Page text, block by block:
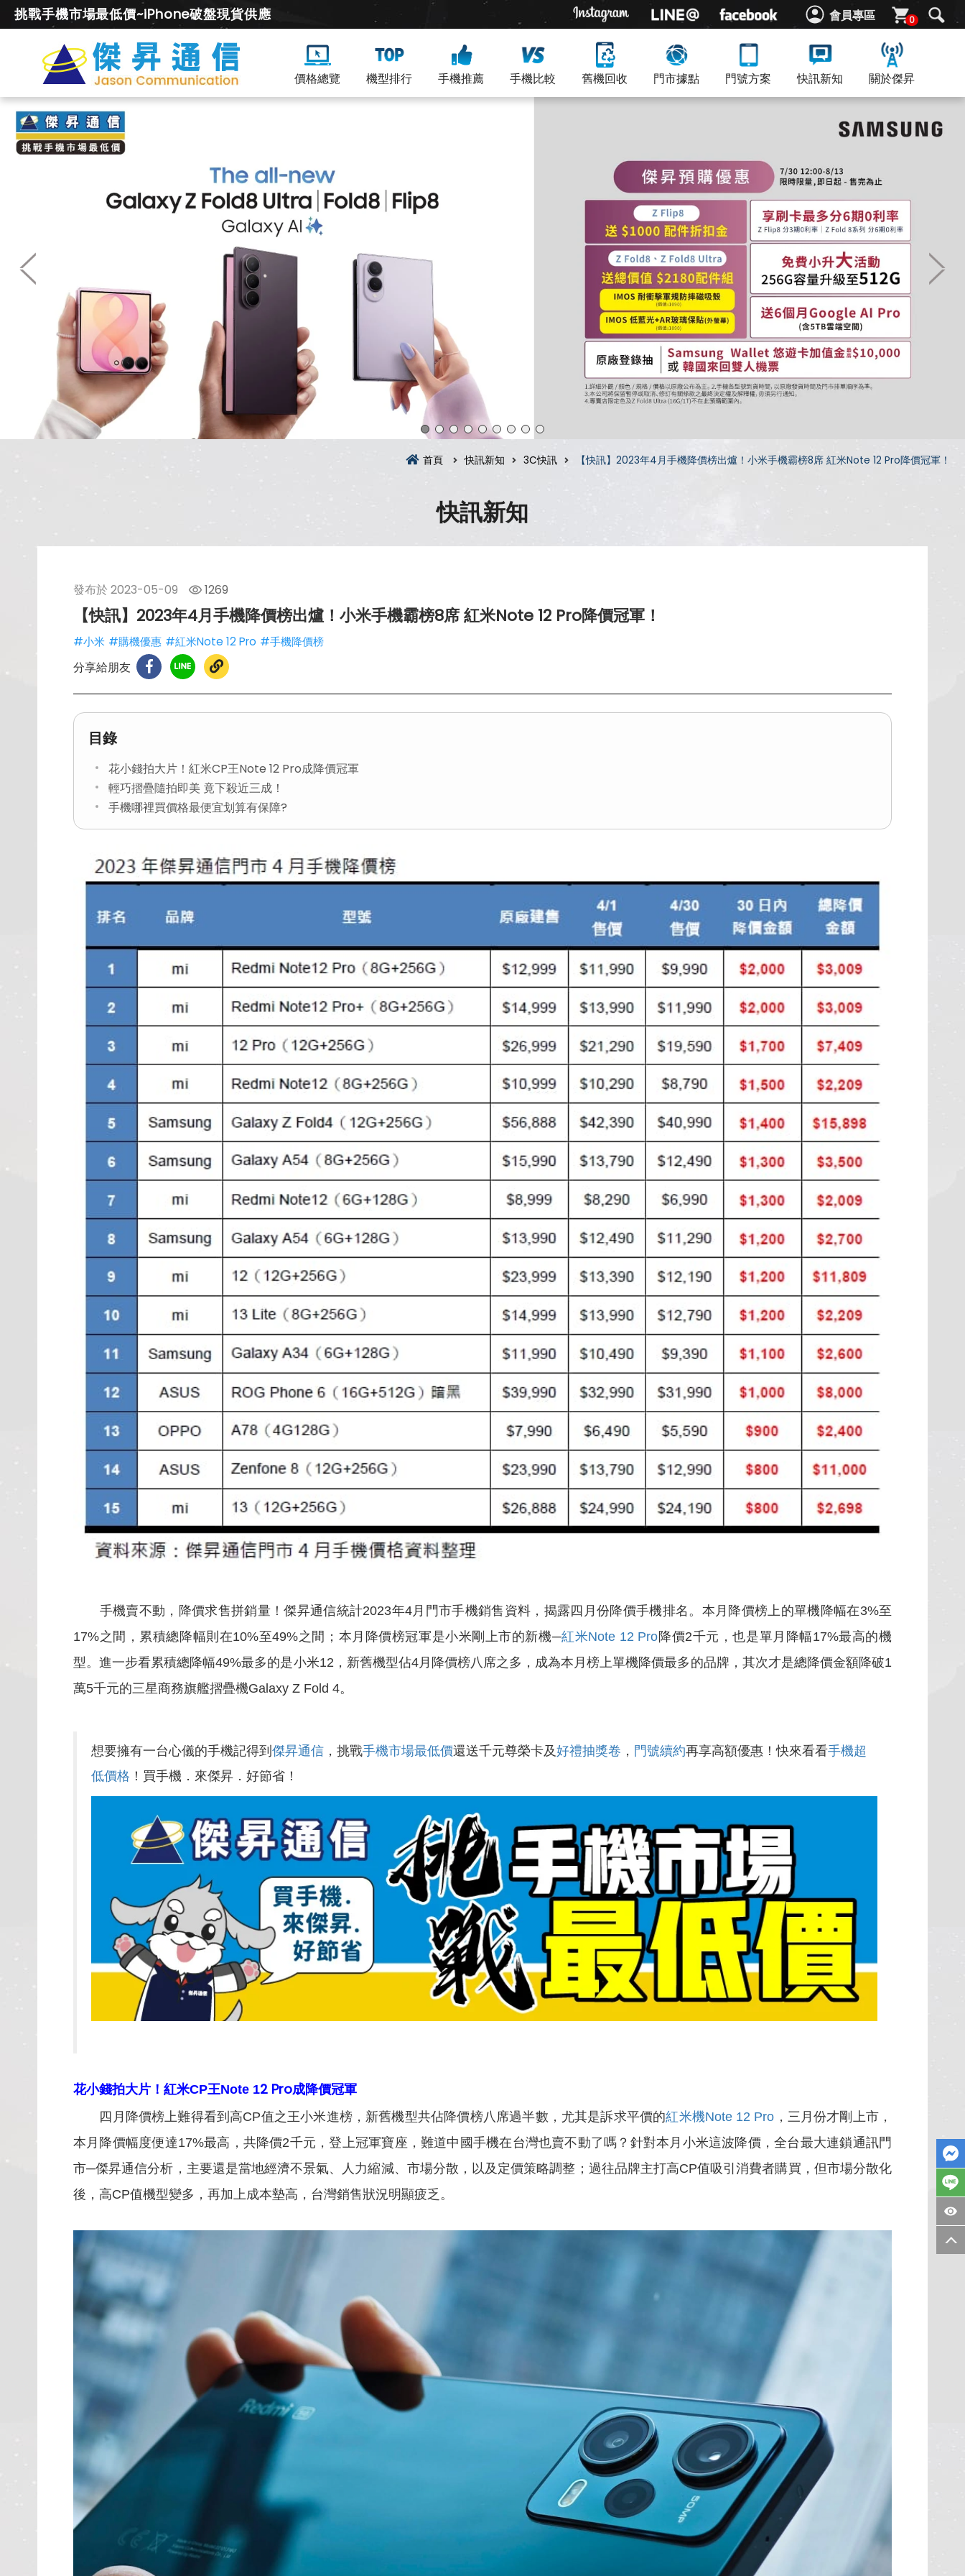
會員專區 0
挑戰手機市場最低價~iPhone破盤現貨供應
價格總覽 機型排行 手機推薦 手機比較 舊機回收 門市據點 門號方案 快訊新知 關於傑昇
首頁 快訊新知 3C快訊 【快訊】2023年4月手機降價榜出爐！小米手機霸榜8席 紅米Note 12 Pro降價冠軍！
快訊新知
發布於 2023-05-09 1269
【快訊】2023年4月手機降價榜出爐！小米手機霸榜8席 紅米Note 12 Pro降價冠軍！
#小米 #購機優惠 #紅米Note 12 Pro #手機降價榜
分享給朋友
目錄
花小錢拍大片！紅米CP王Note 12 Pro成降價冠軍
輕巧摺疊隨拍即美 竟下殺近三成！
手機哪裡買價格最便宜划算有保障?
手機賣不動，降價求售拼銷量！傑昇通信統計2023年4月門市手機銷售資料，揭露四月份降價手機排名。本月降價榜上的單機降幅在3%至
17%之間，累積總降幅則在10%至49%之間；本月降價榜冠軍是小米剛上市的新機─紅米Note 12 Pro降價2千元，也是單月降幅17%最高的機
型。進一步看累積總降幅49%最多的是小米12，新舊機型佔4月降價榜八席之多，成為本月榜上單機降價最多的品牌，其次才是總降價金額降破1
萬5千元的三星商務旗艦摺疊機Galaxy Z Fold 4。
想要擁有一台心儀的手機記得到傑昇通信 ，挑戰手機市場最低價還送千元尊榮卡及好禮抽獎卷 ， 門號續約再享高額優惠！快來看看手機超
低價格 ！買手機．來傑昇．好節省！
花小錢拍大片！紅米CP王Note 12 Pro成降價冠軍
四月降價榜上難得看到高CP值之王小米進榜，新舊機型共佔降價榜八席過半數，尤其是訴求平價的紅米機Note 12 Pro ，三月份才剛上市，
本月降價幅度便達17%最高，共降價2千元，登上冠軍寶座，難道中國手機在台灣也賣不動了嗎？針對本月小米這波降價，全台最大連鎖通訊門
市─傑昇通信分析，主要還是當地經濟不景氣、人力縮減、市場分散，以及定價策略調整；過往品牌主打高CP值吸引消費者購買，但市場分散化
後，高CP值機型變多，再加上成本墊高，台灣銷售狀況明顯疲乏。